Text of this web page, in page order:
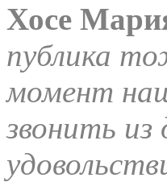
Хосе
публика
момент
звонить из